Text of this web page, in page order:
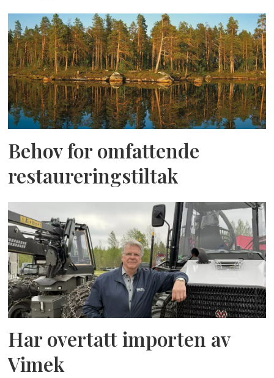
Behov for omfattende
restaureringstiltak
Har overtatt importen av
Vimek